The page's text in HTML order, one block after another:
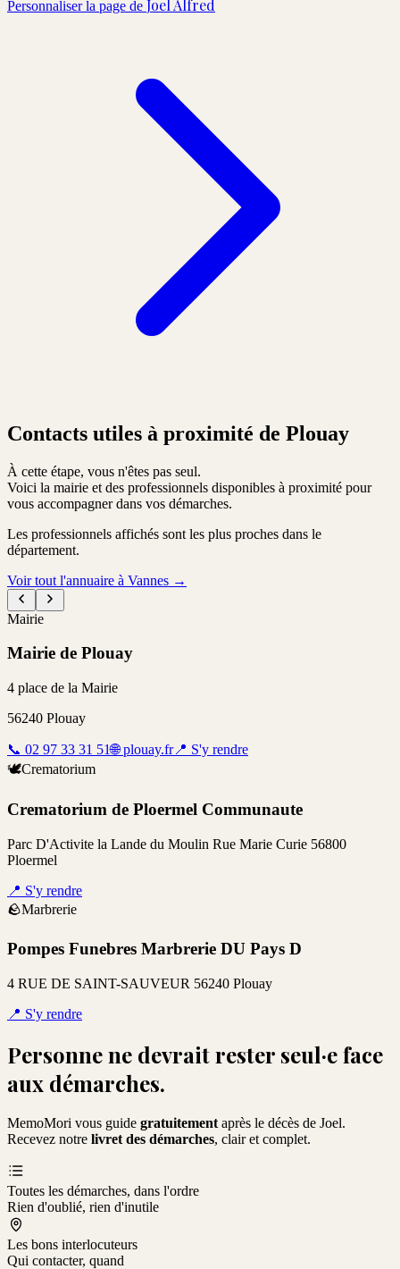
Personnaliser la page de Joel Alfred
Contacts utiles à proximité de Plouay
À cette étape, vous n'êtes pas seul.
Voici la mairie et des professionnels disponibles à proximité pour
vous accompagner dans vos démarches.
Les professionnels affichés sont les plus proches dans le
département.
Voir tout l'annuaire à Vannes →
Mairie
Mairie de Plouay
4 place de la Mairie
56240 Plouay
📞 02 97 33 31 51🌐 plouay.fr📍 S'y rendre
🕊️Crematorium
Crematorium de Ploermel Communaute
Parc D'Activite la Lande du Moulin Rue Marie Curie 56800
Ploermel
📍 S'y rendre
🪨Marbrerie
Pompes Funebres Marbrerie DU Pays D
4 RUE DE SAINT-SAUVEUR 56240 Plouay
📍 S'y rendre
Personne ne devrait rester seul·e face
aux démarches.
MemoMori vous guide gratuitement après le décès de Joel.
Recevez notre livret des démarches, clair et complet.
Toutes les démarches, dans l'ordre
Rien d'oublié, rien d'inutile
Les bons interlocuteurs
Qui contacter, quand